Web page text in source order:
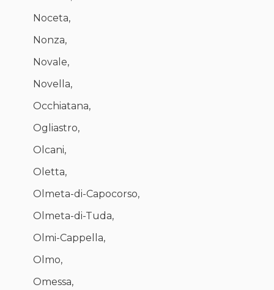
Noceta,
Nonza,
Novale,
Novella,
Occhiatana,
Ogliastro,
Olcani,
Oletta,
Olmeta-di-Capocorso,
Olmeta-di-Tuda,
Olmi-Cappella,
Olmo,
Omessa,